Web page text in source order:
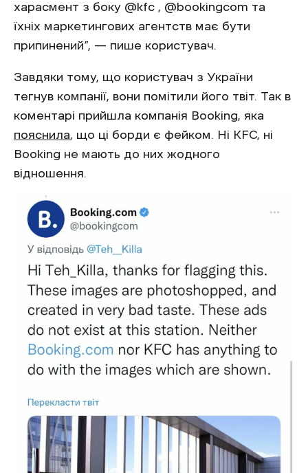
харасмент з боку @kfc , @bookingcom та
їхніх маркетингових агентств має бути
припинений”, — пише користувач.
Завдяки тому, що користувач з України
тегнув компанії, вони помітили його твіт. Так в
коментарі прийшла компанія Booking, яка
пояснила, що ці борди є фейком. Ні KFC, ні
Booking не мають до них жодного
відношення.